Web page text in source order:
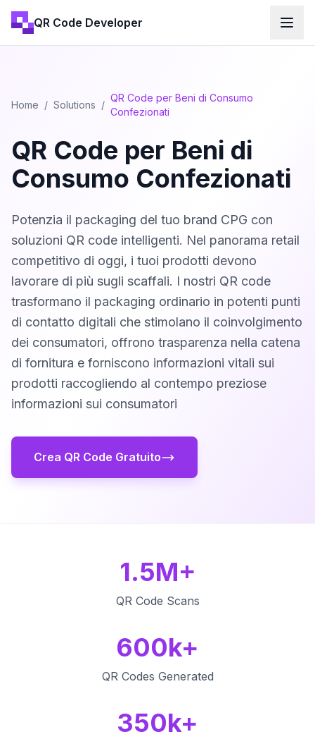
QR Code Developer
Home / Solutions /
QR Code per Beni di Consumo
Confezionati
QR Code per Beni di
Consumo Confezionati
Potenzia il packaging del tuo brand CPG con
soluzioni QR code intelligenti. Nel panorama retail
competitivo di oggi, i tuoi prodotti devono
lavorare di più sugli scaffali. I nostri QR code
trasformano il packaging ordinario in potenti punti
di contatto digitali che stimolano il coinvolgimento
dei consumatori, offrono trasparenza nella catena
di fornitura e forniscono informazioni vitali sui
prodotti raccogliendo al contempo preziose
informazioni sui consumatori
Crea QR Code Gratuito
1.5M+
QR Code Scans
600k+
QR Codes Generated
350k+